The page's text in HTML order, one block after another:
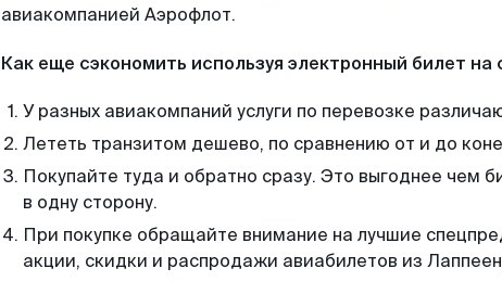
авиакомпанией Аэрофлот.
Как еще сэкономить используя электронный билет
У разных авиакомпаний услуги по перевозке
Лететь транзитом дешево, по сравнению от и до
Покупайте туда и обратно сразу. Это выгоднее чем
в одну сторону.
При покупке обращайте внимание на лучшие
акции, скидки и распродажи авиабилетов из